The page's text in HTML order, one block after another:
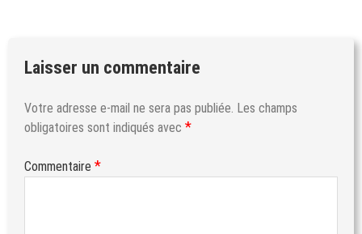
Laisser un commentaire
Votre adresse e-mail ne sera pas publiée. Les champs
obligatoires sont indiqués avec *
Commentaire *